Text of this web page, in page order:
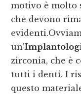
motivo è molto
che devono
un’
zirconia, che è
tutti i denti. I
questo